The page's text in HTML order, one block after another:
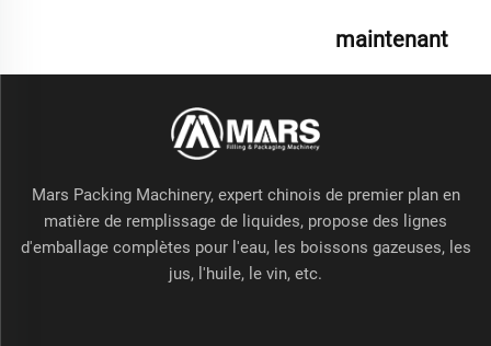
maintenant
Mars Packing Machinery, expert chinois de premier plan en
matière de remplissage de liquides, propose des lignes
d'emballage complètes pour l'eau, les boissons gazeuses, les
jus, l'huile, le vin, etc.